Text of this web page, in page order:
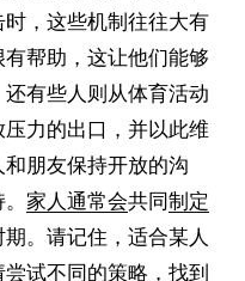
，这些机制往往大有
帮助，这让他们能够
有些人则从体育活动
力的出口，并以此维
朋友保持开放的沟
家人通常会共同制定
。请记住，适合某人
试不同的策略，找到